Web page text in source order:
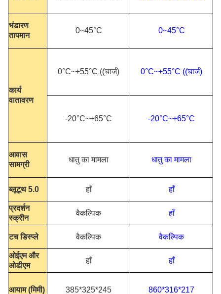
भंडारण
तापमान
0~45°C 0~45°C
कार्य
वातावरण
0°C~+55°C ((चार्ज) 0°C~+55°C ((चार्ज)
-20°C~+65°C -20°C~+65°C
आवास
सामग्री
धातु का मामला धातु का मामला
ब्लूटूथ 5.0 हाँ हाँ
प्रदर्शन
स्क्रीन
वैकल्पिक हाँ
टच डिस्प्ले वैकल्पिक वैकल्पिक
ओईएम और
ओडीएम
हाँ हाँ
आयाम (मिमी) 385*325*245 860*316*217